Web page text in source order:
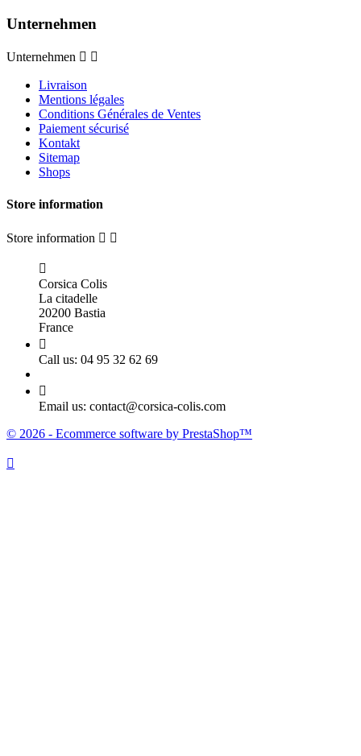
Unternehmen
Unternehmen  
Livraison
Mentions légales
Conditions Générales de Ventes
Paiement sécurisé
Kontakt
Sitemap
Shops
Store information
Store information  

Corsica Colis
La citadelle
20200 Bastia
France

Call us: 04 95 32 62 69

Email us: contact@corsica-colis.com
© 2026 - Ecommerce software by PrestaShop™
